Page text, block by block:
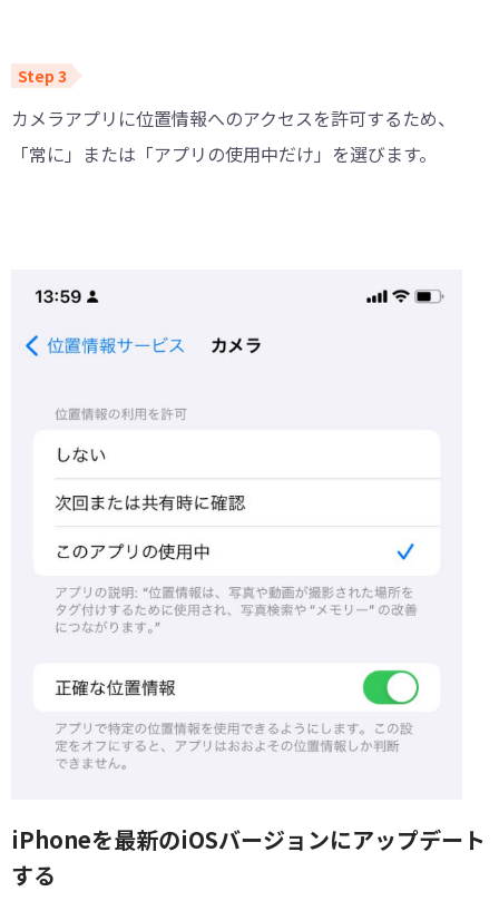
カメラアプリに位置情報へのアクセスを許可するため、
「常に」または「アプリの使用中だけ」を選びます。
iPhoneを最新のiOSバージョンにアップデート
する